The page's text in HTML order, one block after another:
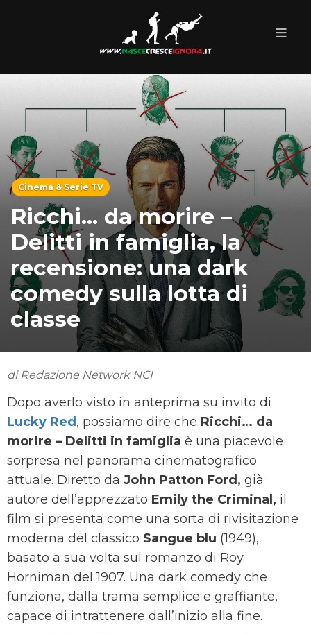
Cinema & Serie TV
Ricchi… da morire –
Delitti in famiglia, la
recensione: una dark
comedy sulla lotta di
classe
di Redazione Network NCI
Dopo averlo visto in anteprima su invito di
Lucky Red , possiamo dire che Ricchi… da
morire – Delitti in famiglia è una piacevole
sorpresa nel panorama cinematografico
attuale. Diretto da John Patton Ford, già
autore dell’apprezzato Emily the Criminal, il
film si presenta come una sorta di rivisitazione
moderna del classico Sangue blu (1949),
basato a sua volta sul romanzo di Roy
Horniman del 1907. Una dark comedy che
funziona, dalla trama semplice e graffiante,
capace di intrattenere dall’inizio alla fine.